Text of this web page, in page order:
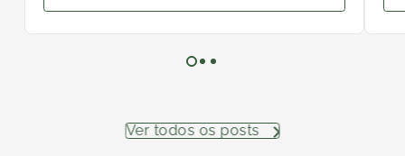
Ver todos os posts